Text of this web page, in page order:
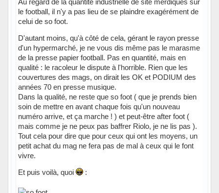
Au regard de la quantité industrielle de site merdiques sur
le football, il n'y a pas lieu de se plaindre exagérément de
celui de so foot.
D'autant moins, qu'à côté de cela, gérant le rayon presse
d'un hypermarché, je ne vous dis même pas le marasme
de la presse papier football. Pas en quantité, mais en
qualité : le racoleur le dispute à l'horrible. Rien que les
couvertures des mags, on dirait les OK et PODIUM des
années 70 en presse musique.
Dans la qualité, ne reste que so foot ( que je prends bien
soin de mettre en avant chaque fois qu'un nouveau
numéro arrive, et ça marche ! ) et peut-être after foot (
mais comme je ne peux pas baffrer Riolo, je ne lis pas ).
Tout cela pour dire que pour ceux qui ont les moyens, un
petit achat du mag ne fera pas de mal à ceux qui le font
vivre.
Et puis voilà, quoi
: